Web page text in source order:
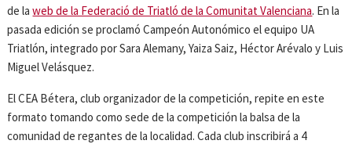
de laweb de la Federació de Triatló de la Comunitat Valenciana. En la
pasada edición se proclamó Campeón Autonómico el equipo UA
Triatlón, integrado por Sara Alemany, Yaiza Saiz, Héctor Arévalo y Luis
Miguel Velásquez.
El CEA Bétera, club organizador de la competición, repite en este
formato tomando como sede de la competición la balsa de la
comunidad de regantes de la localidad. Cada club inscribirá a 4